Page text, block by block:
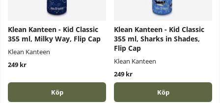
Klean Kanteen - Kid Classic
355 ml, Milky Way, Flip Cap
Klean Kanteen
249 kr
Köp
Klean Kanteen - Kid Classic
355 ml, Sharks in Shades,
Flip Cap
Klean Kanteen
249 kr
Köp